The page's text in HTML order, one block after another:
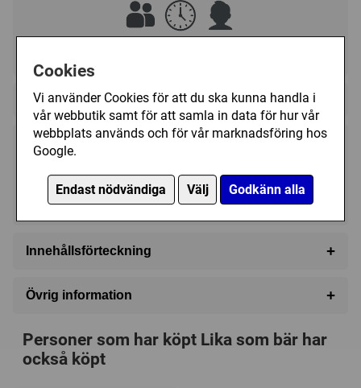
Cookies
Vi använder Cookies för att du ska kunna handla i
vår webbutik samt för att samla in data för hur vår
webbplats används och för vår marknadsföring hos
Google.
Endast nödvändiga Välj Godkänn alla
Regelspråk:
225 kr
Tillfälligt slut
Innehållsförteckning +
Övrig information +
Kategori: Frågor,Humor
Tillverkare:
Personer som har köpt Lika som bär har
också köpt